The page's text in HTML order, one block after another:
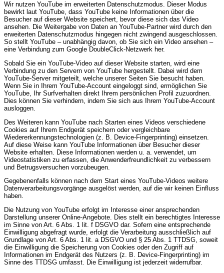
Wir nutzen YouTube im erweiterten Datenschutzmodus. Dieser Modus
bewirkt laut YouTube, dass YouTube keine Informationen über die
Besucher auf dieser Website speichert, bevor diese sich das Video
ansehen. Die Weitergabe von Daten an YouTube-Partner wird durch den
erweiterten Datenschutzmodus hingegen nicht zwingend ausgeschlossen.
So stellt YouTube – unabhängig davon, ob Sie sich ein Video ansehen –
eine Verbindung zum Google DoubleClick-Netzwerk her.
Sobald Sie ein YouTube-Video auf dieser Website starten, wird eine
Verbindung zu den Servern von YouTube hergestellt. Dabei wird dem
YouTube-Server mitgeteilt, welche unserer Seiten Sie besucht haben.
Wenn Sie in Ihrem YouTube-Account eingeloggt sind, ermöglichen Sie
YouTube, Ihr Surfverhalten direkt Ihrem persönlichen Profil zuzuordnen.
Dies können Sie verhindern, indem Sie sich aus Ihrem YouTube-Account
ausloggen.
Des Weiteren kann YouTube nach Starten eines Videos verschiedene
Cookies auf Ihrem Endgerät speichern oder vergleichbare
Wiedererkennungstechnologien (z. B. Device-Fingerprinting) einsetzen.
Auf diese Weise kann YouTube Informationen über Besucher dieser
Website erhalten. Diese Informationen werden u. a. verwendet, um
Videostatistiken zu erfassen, die Anwenderfreundlichkeit zu verbessern
und Betrugsversuchen vorzubeugen.
Gegebenenfalls können nach dem Start eines YouTube-Videos weitere
Datenverarbeitungsvorgänge ausgelöst werden, auf die wir keinen Einfluss
haben.
Die Nutzung von YouTube erfolgt im Interesse einer ansprechenden
Darstellung unserer Online-Angebote. Dies stellt ein berechtigtes Interesse
im Sinne von Art. 6 Abs. 1 lit. f DSGVO dar. Sofern eine entsprechende
Einwilligung abgefragt wurde, erfolgt die Verarbeitung ausschließlich auf
Grundlage von Art. 6 Abs. 1 lit. a DSGVO und § 25 Abs. 1 TTDSG, soweit
die Einwilligung die Speicherung von Cookies oder den Zugriff auf
Informationen im Endgerät des Nutzers (z. B. Device-Fingerprinting) im
Sinne des TTDSG umfasst. Die Einwilligung ist jederzeit widerrufbar.